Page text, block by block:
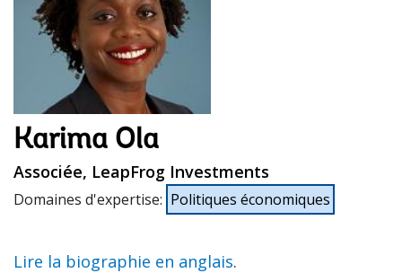
Karima Ola
Associée, LeapFrog Investments
Domaines d'expertise: Politiques économiques
Lire la biographie en anglais.